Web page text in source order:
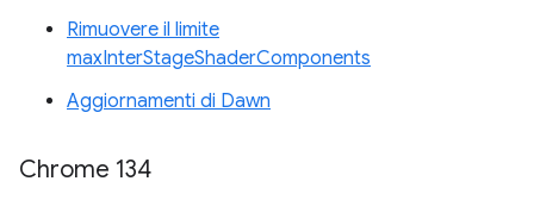
Rimuovere il limite
maxInterStageShaderComponents
Aggiornamenti di Dawn
Chrome 134